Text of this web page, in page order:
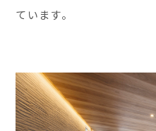
ています。